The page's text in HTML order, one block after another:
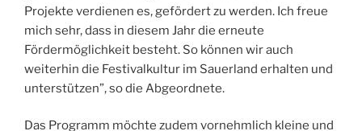
Projekte verdienen es, gefördert zu werden. Ich freue
mich sehr, dass in diesem Jahr die erneute
Fördermöglichkeit besteht. So können wir auch
weiterhin die Festivalkultur im Sauerland erhalten und
unterstützen”, so die Abgeordnete.
Das Programm möchte zudem vornehmlich kleine und